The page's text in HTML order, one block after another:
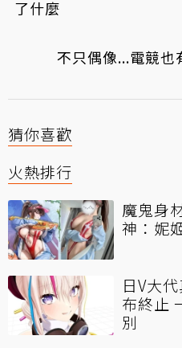
了什麼
不只偶像...電競
猜你喜歡
火熱排行
魔鬼身
神：妮
日V大
布終止
別